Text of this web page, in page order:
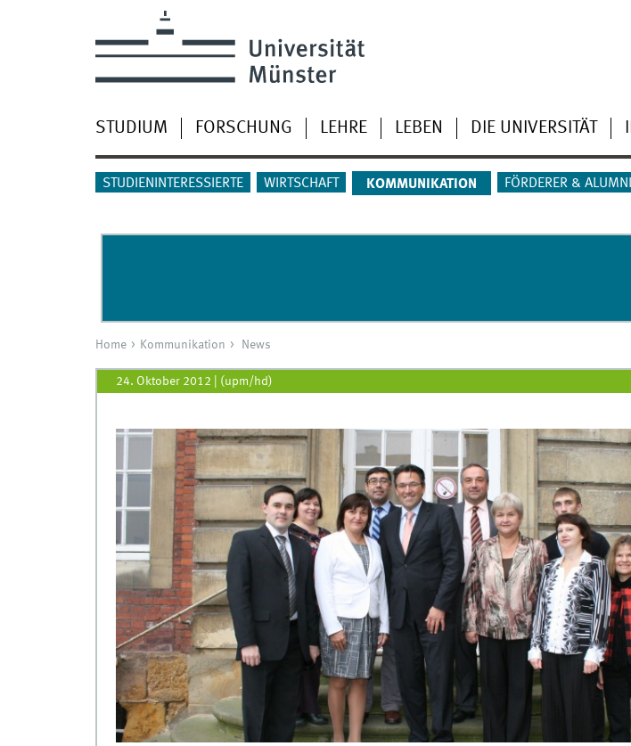
STUDIUM FORSCHUNG LEHRE LEBEN DIE UNIVERSITÄT
STUDIENINTERESSIERTE WIRTSCHAFT KOMMUNIKATION FÖRDERER & ALUMNI
Home Kommunikation News
24. Oktober 2012 (upm/hd)